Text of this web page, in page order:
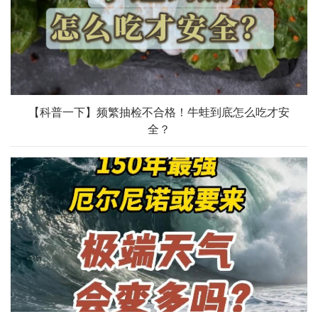
【科普一下】频繁抽检不合格！牛蛙到底怎么吃才安
全？